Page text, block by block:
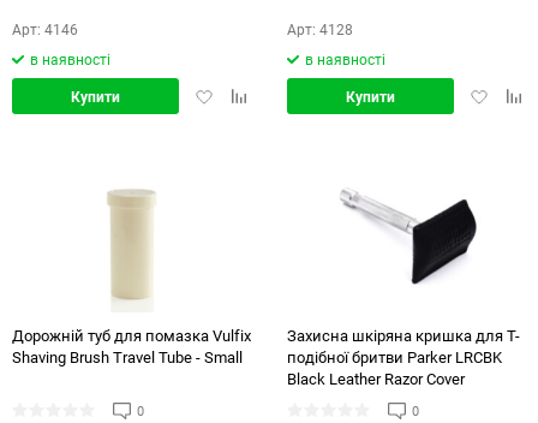
Арт: 4146
в наявності
ДодатиДодати
Купити
Арт: 4128
в наявності
Додати
Купити
Дорожній туб для помазка Vulfix
Shaving Brush Travel Tube - Small
0
Захисна шкіряна кришка для Т-
подібної бритви Parker LRCBK
Black Leather Razor Cover
0